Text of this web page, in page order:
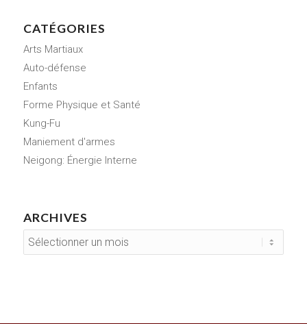
CATÉGORIES
Arts Martiaux
Auto-défense
Enfants
Forme Physique et Santé
Kung-Fu
Maniement d'armes
Neigong: Énergie Interne
ARCHIVES